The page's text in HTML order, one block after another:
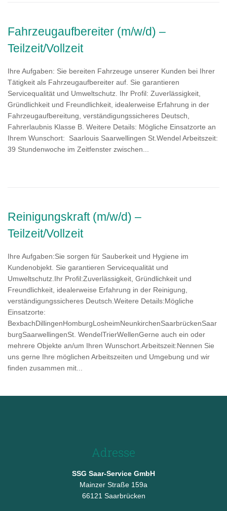
Fahrzeugaufbereiter (m/w/d) –
Teilzeit/Vollzeit
Ihre Aufgaben: Sie bereiten Fahrzeuge unserer Kunden bei Ihrer
Tätigkeit als Fahrzeugaufbereiter auf. Sie garantieren
Servicequalität und Umweltschutz. Ihr Profil: Zuverlässigkeit,
Gründlichkeit und Freundlichkeit, idealerweise Erfahrung in der
Fahrzeugaufbereitung, verständigungssicheres Deutsch,
Fahrerlaubnis Klasse B. Weitere Details: Mögliche Einsatzorte an
Ihrem Wunschort: Saarlouis Saarwellingen St.Wendel Arbeitszeit:
39 Stundenwoche im Zeitfenster zwischen...
Reinigungskraft (m/w/d) –
Teilzeit/Vollzeit
Ihre Aufgaben:Sie sorgen für Sauberkeit und Hygiene im
Kundenobjekt. Sie garantieren Servicequalität und
Umweltschutz.Ihr Profil:Zuverlässigkeit, Gründlichkeit und
Freundlichkeit, idealerweise Erfahrung in der Reinigung,
verständigungssicheres Deutsch.Weitere Details:Mögliche
Einsatzorte:
BexbachDillingenHomburgLosheimNeunkirchenSaarbrückenSaar
burgSaarwellingenSt. WendelTrierWellenGerne auch ein oder
mehrere Objekte an/um Ihren Wunschort.Arbeitszeit:Nennen Sie
uns gerne Ihre möglichen Arbeitszeiten und Umgebung und wir
finden zusammen mit...
Adresse
SSG Saar-Service GmbH
Mainzer Straße 159a
66121 Saarbrücken